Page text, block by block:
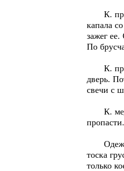
К.
капала
зажег
По
К.
дверь.
свечи с
К.
Одежда
тоска
только